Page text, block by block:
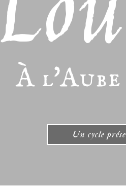
À
Un cycle